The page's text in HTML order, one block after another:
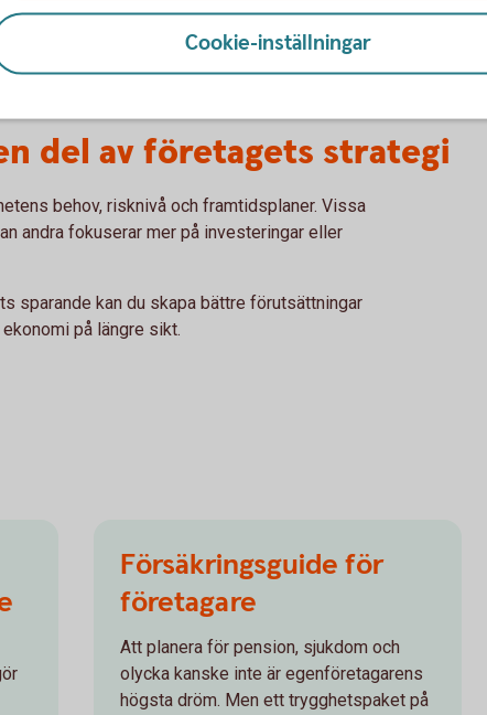
flexibilitet och trygghet över tid.
del av företagets strategi
behov, risknivå och framtidsplaner. Vissa
andra fokuserar mer på investeringar eller
sparande kan du skapa bättre förutsättningar
på längre sikt.
Försäkringsguide för
företagare
Att planera för pension, sjukdom och
olycka kanske inte är egenföretagarens
högsta dröm. Men ett trygghetspaket på
Cookie-inställningar